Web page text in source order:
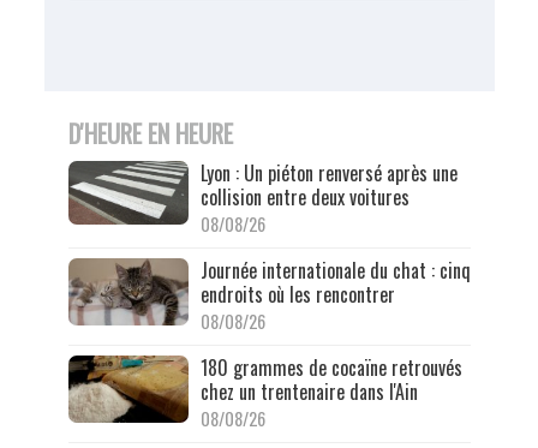
D'HEURE EN HEURE
Lyon : Un piéton renversé après une
collision entre deux voitures
08/08/26
Journée internationale du chat : cinq
endroits où les rencontrer
08/08/26
180 grammes de cocaïne retrouvés
chez un trentenaire dans l'Ain
08/08/26